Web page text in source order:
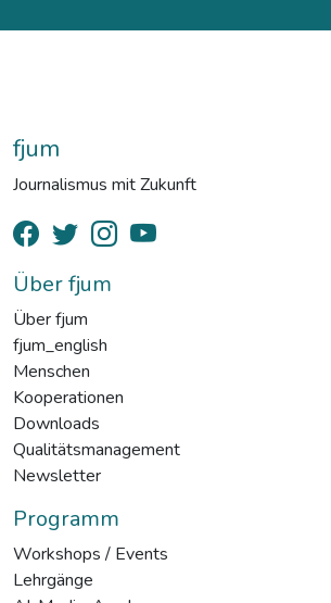
fjum
Journalismus mit Zukunft
Über fjum
Über fjum
fjum_english
Menschen
Kooperationen
Downloads
Qualitätsmanagement
Newsletter
Programm
Workshops / Events
Lehrgänge